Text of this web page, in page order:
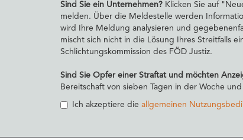
Sind Sie ein Unternehmen? Klicken Sie auf
melden. Über die Meldestelle werden
wird Ihre Meldung analysieren und
mischt sich nicht in die Lösung Ihres Streitfalls
Schlichtungskommission des FÖD Justiz.
Sind Sie Opfer einer Straftat und möchten
Bereitschaft von sieben Tagen in der Woche
Ich akzeptiere die allgemeinen